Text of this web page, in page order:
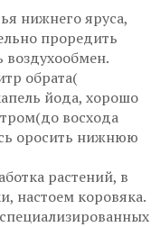
нижнего яруса,
проредить
обрата(
йода, хорошо
восхода
оросить нижнюю
растений, в
настоем коровяка.